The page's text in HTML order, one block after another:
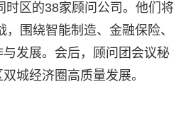
区的38家顾问公司。他们将
围绕智能制造、金融保险、
发展。会后，顾问团会议秘
城经济圈高质量发展。